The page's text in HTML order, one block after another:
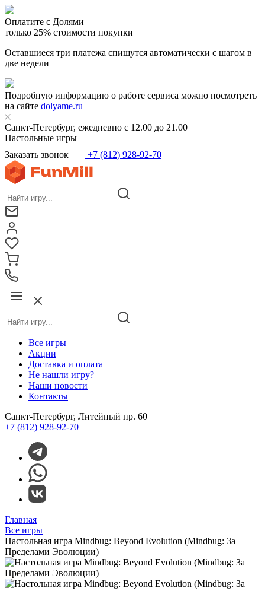
Оплатите с Долями
только 25% стоимости покупки
Оставшиеся три платежа спишутся автоматически с шагом в
две недели
Подробную информацию о работе сервиса можно посмотреть
на сайте dolyame.ru
Санкт-Петербург, ежедневно с 12.00 до 21.00
Настольные игры
Заказать звонок
+7 (812) 928-92-70
Все игры
Акции
Доставка и оплата
Не нашли игру?
Наши новости
Контакты
Санкт-Петербург, Литейный пр. 60
+7 (812) 928-92-70
Главная
Все игры
Настольная игра Mindbug: Beyond Evolution (Mindbug: За
Пределами Эволюции)